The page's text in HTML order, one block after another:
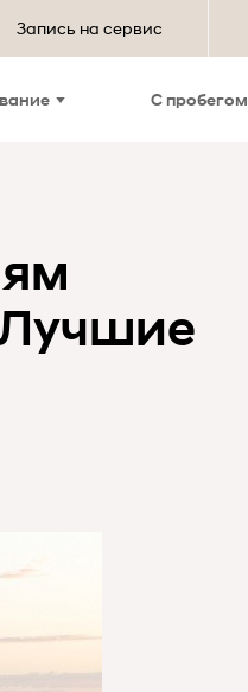
Запись на сервис
С пробегом